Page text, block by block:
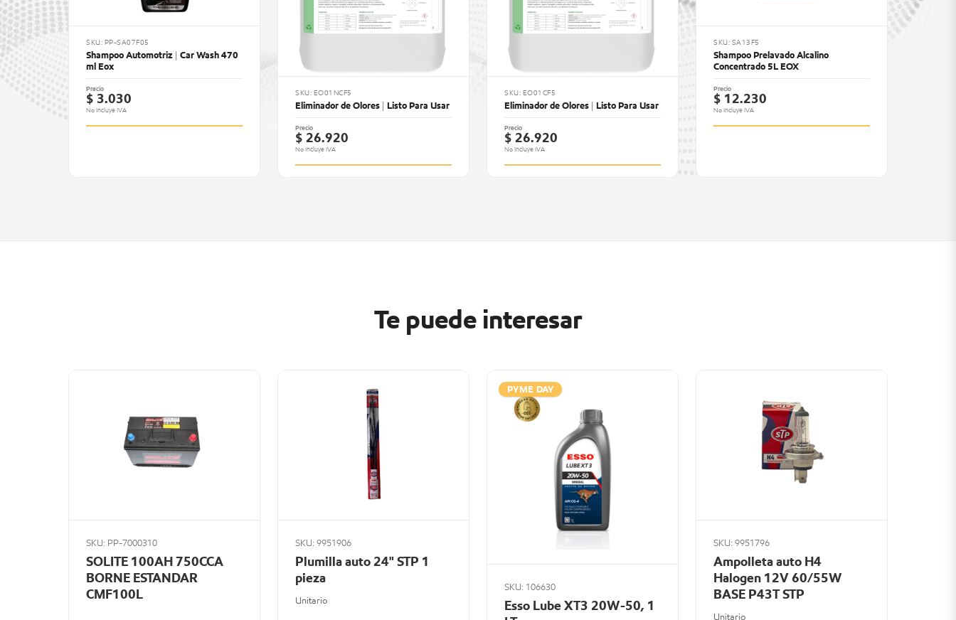
SKU: PP-SA07F05
Shampoo Automotriz | Car Wash 470
ml Eox
Precio
$ 3.030
No Incluye IVA
SKU: EO01NCF5
Eliminador de Olores | Listo Para Usar
Precio
$ 26.920
No Incluye IVA
SKU: EO01CF5
Eliminador de Olores | Listo Para Usar
Precio
$ 26.920
No Incluye IVA
SKU: SA13F5
Shampoo Prelavado Alcalino
Concentrado 5L EOX
Precio
$ 12.230
No Incluye IVA
Te puede interesar
SKU: PP-7000310
SOLITE 100AH 750CCA
BORNE ESTANDAR
CMF100L
SKU: 9951906
Plumilla auto 24" STP 1
pieza
Unitario
PYME DAY
SKU: 106630
Esso Lube XT3 20W-50, 1
SKU: 9951796
Ampolleta auto H4
Halogen 12V 60/55W
BASE P43T STP
Unitario